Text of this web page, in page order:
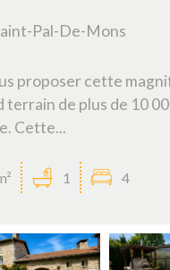
Pal-De-Mons
proposer cette
terrain de plus de 10
Cette...
1 4